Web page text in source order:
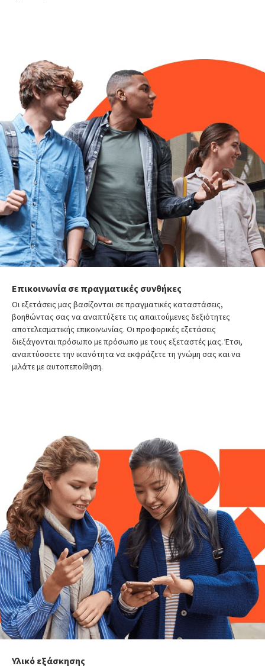
Επικοινωνία σε πραγματικές συνθήκες
Οι εξετάσεις μας βασίζονται σε πραγματικές καταστάσεις,
βοηθώντας σας να αναπτύξετε τις απαιτούμενες δεξιότητες
αποτελεσματικής επικοινωνίας. Οι προφορικές εξετάσεις
διεξάγονται πρόσωπο με πρόσωπο με τους εξεταστές μας. Έτσι,
αναπτύσσετε την ικανότητα να εκφράζετε τη γνώμη σας και να
μιλάτε με αυτοπεποίθηση.
Υλικό εξάσκησης